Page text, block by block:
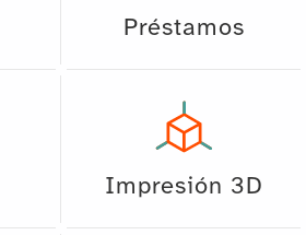
Préstamos
Impresión 3D